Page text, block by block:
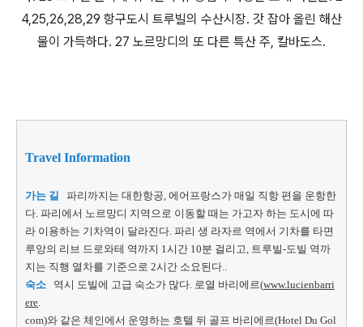
4,25,26,28,29 항구도시 트루빌의 수산시장. 갓 잡아 올린 해산
물이 가득하다. 27 노르망디의 또 다른 특산 주, 칼바도스.
Travel Information
가는 길 파리까지는 대한항공, 에어프랑스가 매일 직항 편을 운항한
다. 파리에서 노르망디 지역으로 이동할 때는 가고자 하는 도시에 따
라 이용하는 기차역이 달라진다. 파리 생 라자르 역에서 기차를 타면
루앙의 리브 드로와테 역까지 1시간 10분 걸리고, 트루빌-도빌 역까
지는 직행 열차를 기준으로 2시간 소요된다..
숙소 역시 도빌에 고급 숙소가 많다. 로열 바리에르(www.lucienbarri
ere
com)와 같은 체인에서 운영하는 호텔 뒤 골프 바리에르(Hotel Du Gol